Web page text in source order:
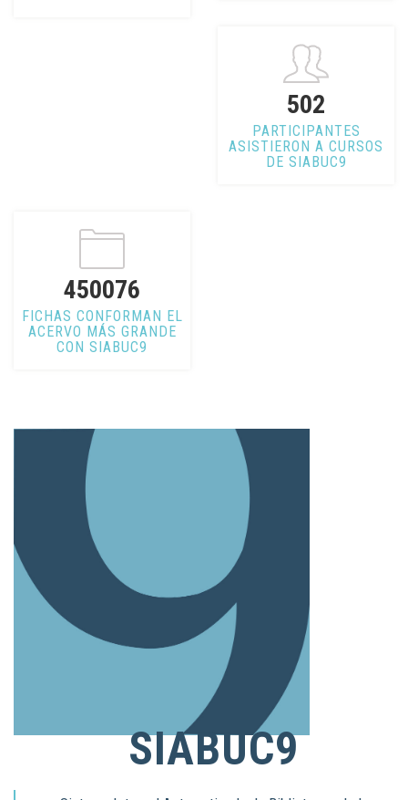
502
PARTICIPANTES
ASISTIERON A CURSOS
DE SIABUC9
450076
FICHAS CONFORMAN EL
ACERVO MÁS GRANDE
CON SIABUC9
SIABUC9